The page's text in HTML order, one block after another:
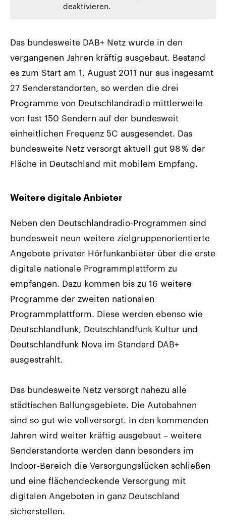
deaktivieren.
Das bundesweite DAB+ Netz wurde in den
vergangenen Jahren kräftig ausgebaut. Bestand
es zum Start am 1. August 2011 nur aus insgesamt
27 Senderstandorten, so werden die drei
Programme von Deutschlandradio mittlerweile
von fast 150 Sendern auf der bundesweit
einheitlichen Frequenz 5C ausgesendet. Das
bundesweite Netz versorgt aktuell gut 98 % der
Fläche in Deutschland mit mobilem Empfang.
Weitere digitale Anbieter
Neben den Deutschlandradio-Programmen sind
bundesweit neun weitere zielgruppenorientierte
Angebote privater Hörfunkanbieter über die erste
digitale nationale Programmplattform zu
empfangen. Dazu kommen bis zu 16 weitere
Programme der zweiten nationalen
Programmplattform. Diese werden ebenso wie
Deutschlandfunk, Deutschlandfunk Kultur und
Deutschlandfunk Nova im Standard DAB+
ausgestrahlt.
Das bundesweite Netz versorgt nahezu alle
städtischen Ballungsgebiete. Die Autobahnen
sind so gut wie vollversorgt. In den kommenden
Jahren wird weiter kräftig ausgebaut – weitere
Senderstandorte werden dann besonders im
Indoor-Bereich die Versorgungslücken schließen
und eine flächendeckende Versorgung mit
digitalen Angeboten in ganz Deutschland
sicherstellen.